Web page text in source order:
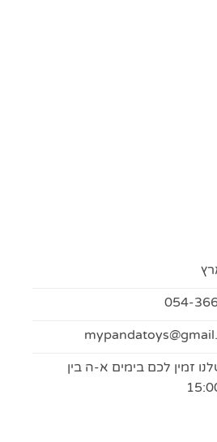
זמין לכם בימים א-ה בין